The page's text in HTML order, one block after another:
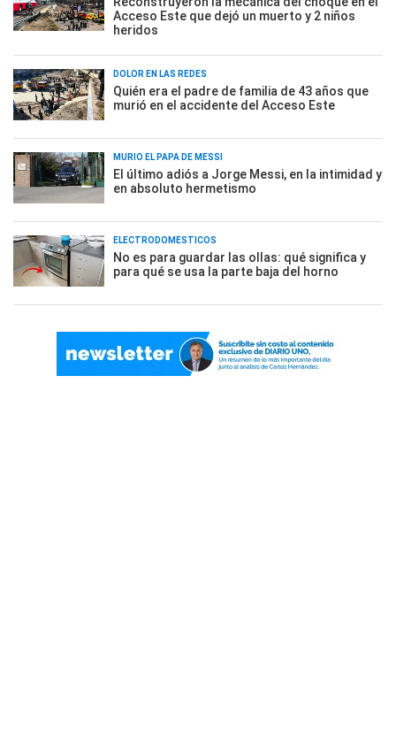
Acceso Este que dejó un muerto y 2 niños
heridos
DOLOR EN LAS REDES
Quién era el padre de familia de 43 años que
murió en el accidente del Acceso Este
MURIÓ EL PAPÁ DE MESSI
El último adiós a Jorge Messi, en la intimidad y
en absoluto hermetismo
ELECTRODOMÉSTICOS
No es para guardar las ollas: qué significa y
para qué se usa la parte baja del horno